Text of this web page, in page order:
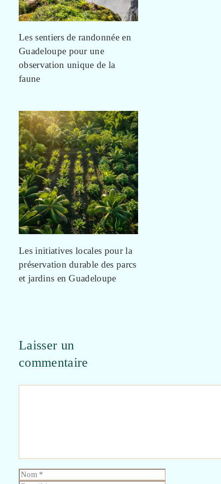
Les sentiers de randonnée en
Guadeloupe pour une
observation unique de la
faune
Les initiatives locales pour la
préservation durable des parcs
et jardins en Guadeloupe
Laisser un
commentaire
Nom